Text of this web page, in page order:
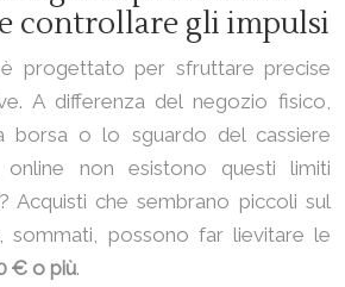
controllare gli impulsi
progettato per sfruttare precise
A differenza del negozio fisico,
borsa o lo sguardo del cassiere
online non esistono questi limiti
Acquisti che sembrano piccoli sul
sommati, possono far lievitare le
€ o più.